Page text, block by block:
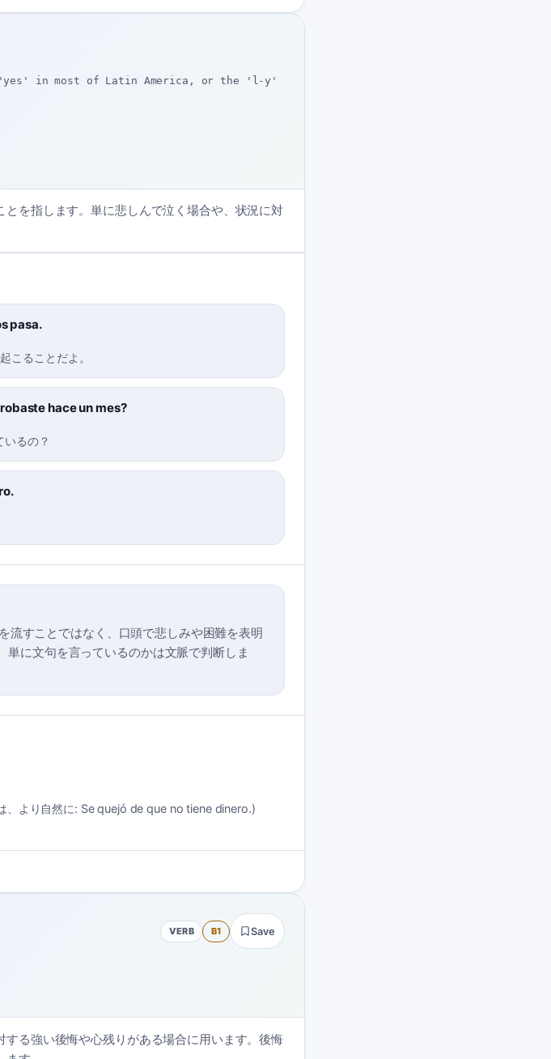
in most of Latin America, or the 'l-y'
を指します。単に悲しんで泣く場合や、状況に対
pasa.
こることだよ。
hace un mes?
いるの？
流すことではなく、口頭で悲しみや困難を表明
に文句を言っているのかは文脈で判断しま
より自然に: Se quejó de que no tiene dinero.)
VERB B1 Save
る強い後悔や心残りがある場合に用います。後悔